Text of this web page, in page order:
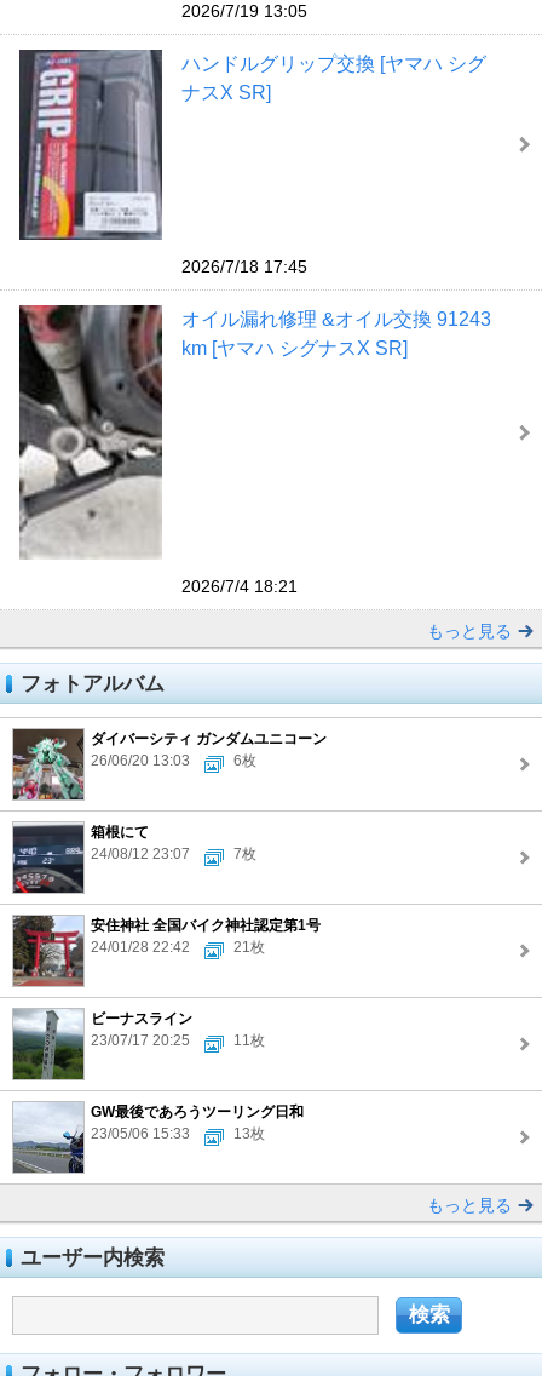
2026/7/19 13:05
ハンドルグリップ交換 [ヤマハ シグ
ナスX SR]
2026/7/18 17:45
オイル漏れ修理 &オイル交換 91243
km [ヤマハ シグナスX SR]
2026/7/4 18:21
もっと見る
フォトアルバム
ダイバーシティ ガンダムユニコーン
26/06/20 13:03
6枚
箱根にて
24/08/12 23:07
7枚
安住神社 全国バイク神社認定第1号
24/01/28 22:42
21枚
ビーナスライン
23/07/17 20:25
11枚
GW最後であろうツーリング日和
23/05/06 15:33
13枚
もっと見る
ユーザー内検索